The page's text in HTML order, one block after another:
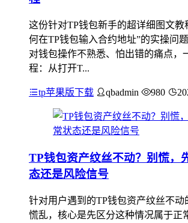
这份针对TP钱包新手的超详细图文教
何在TP钱包输入合约地址”的实操问
对钱包操作不熟悉、怕出错的痛点，
程：从打开T...
tp苹果版下载 qbadmin 980
TP钱包资产纹丝不动？别慌，
态还是风险信号
针对用户遇到的TP钱包资产纹丝不
慌乱，核心是先区分这种情况属于正